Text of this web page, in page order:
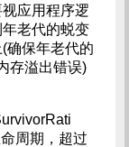
应用程序逻
老代的蜕变
确保年老代的
存溢出错误)
周期，超过